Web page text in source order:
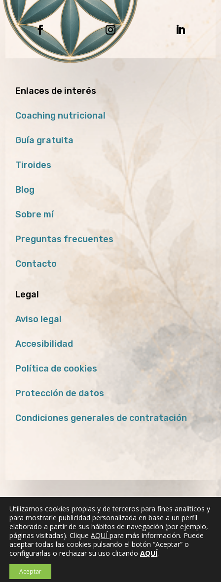
Enlaces de interés
Coaching nutricional
Guía gratuita
Tiroides
Blog
Sobre mí
Preguntas frecuentes
Contacto
Legal
Aviso legal
Accesibilidad
Política de cookies
Protección de datos
Condiciones generales de contratación
Utilizamos cookies propias y de terceros para fines analíticos y
para mostrarle publicidad personalizada en base a un perfil
elaborado a partir de sus hábitos de navegación (por ejemplo,
páginas visitadas). Clique AQUÍ para más información. Puede
aceptar todas las cookies pulsando el botón “Aceptar” o
configurarlas o rechazar su uso clicando AQUÍ.
Aceptar